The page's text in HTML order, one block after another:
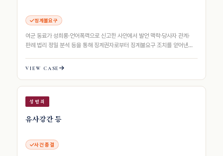
징계불요구
여군 동료가 성희롱·언어폭력으로 신고한 사안에서 발언 맥락·당사자 관계·
판례 법리 정밀 분석 등을 통해 징계권자로부터 징계불요구 조치를 얻어낸
VIEW CASE
성범죄
유사강간 등
사건 종결